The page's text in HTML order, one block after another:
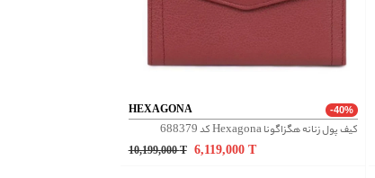
HEXAGONA -40%
کیف پول زنانه هگزاگونا Hexagona کد 688379
10,199,000T 6,119,000 T